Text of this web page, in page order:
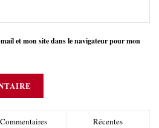
et mon site dans le navigateur pour mon
Commentaires Récentes